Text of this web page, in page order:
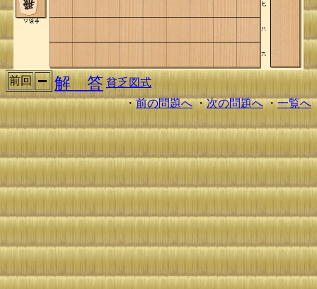
前回 解 答 貧乏図式
・前の問題へ・次の問題へ・一覧へ